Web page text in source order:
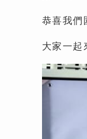
恭喜我
大家一起